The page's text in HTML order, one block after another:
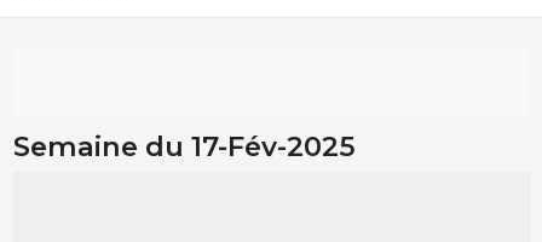
Semaine du 17-Fév-2025